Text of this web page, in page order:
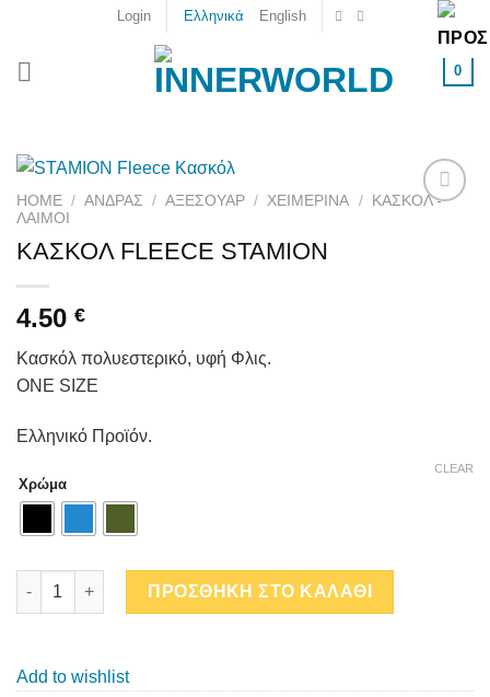
content
Login Ελληνικά English
0
HOME / ΑΝΔΡΑΣ / ΑΞΕΣΟΥΆΡ / ΧΕΙΜΕΡΙΝΆ /
ΚΑΣΚΌΛ -
ΛΑΙΜΟΊ
ΚΑΣΚΟΛ FLEECE STAMION
4.50 €
Κασκόλ πολυεστερικό, υφή Φλις.
ONE SIZE
Ελληνικό Προϊόν.
Χρώμα
CLEAR
ΚΑΣΚΟΛ FLEECE STAMION quantity
ΠΡΟΣΘΗΚΗ ΣΤΟ ΚΑΛΑΘΙ
Add to wishlist